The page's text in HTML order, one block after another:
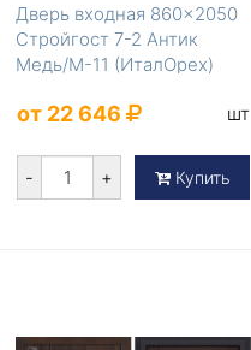
Дверь входная 860×2050
Стройгост 7-2 Антик
Медь/М-11 (ИталОрех)
от 22 646 шт
- + Купить